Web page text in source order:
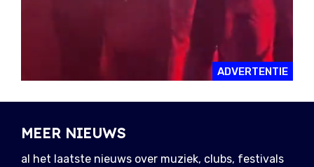
ADVERTENTIE
MEER NIEUWS
al het laatste nieuws over muziek, clubs, festivals